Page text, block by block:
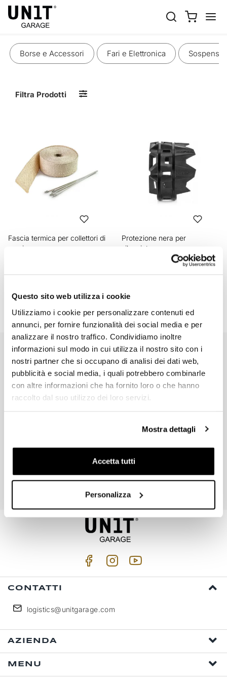
Questo sito web utilizza i cookie
Utilizziamo i cookie per personalizzare contenuti ed
annunci, per fornire funzionalità dei social media e per
analizzare il nostro traffico. Condividiamo inoltre
informazioni sul modo in cui utilizza il nostro sito con i
nostri partner che si occupano di analisi dei dati web,
pubblicità e social media, i quali potrebbero combinarle
con altre informazioni che ha fornito loro o che hanno
raccolto dal suo utilizzo dei loro servizi.
Mostra dettagli
Accetta tutti
Personalizza
Borse e Accessori Fari e Elettronica
Filtra Prodotti
Fascia termica per collettori di
scarico
Protezione nera per
silenziatore
EMAIL NEWSLETTER
Iscriviti gratuitamente alla nostra newsletter.
Iscriviti
Accetto trattamento dati personali (Link)
CONTATTI
logistics@unitgarage.com
AZIENDA
MENU